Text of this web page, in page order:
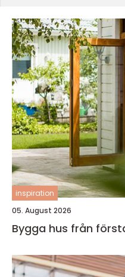
inspiration
05. August 2026
Bygga hus